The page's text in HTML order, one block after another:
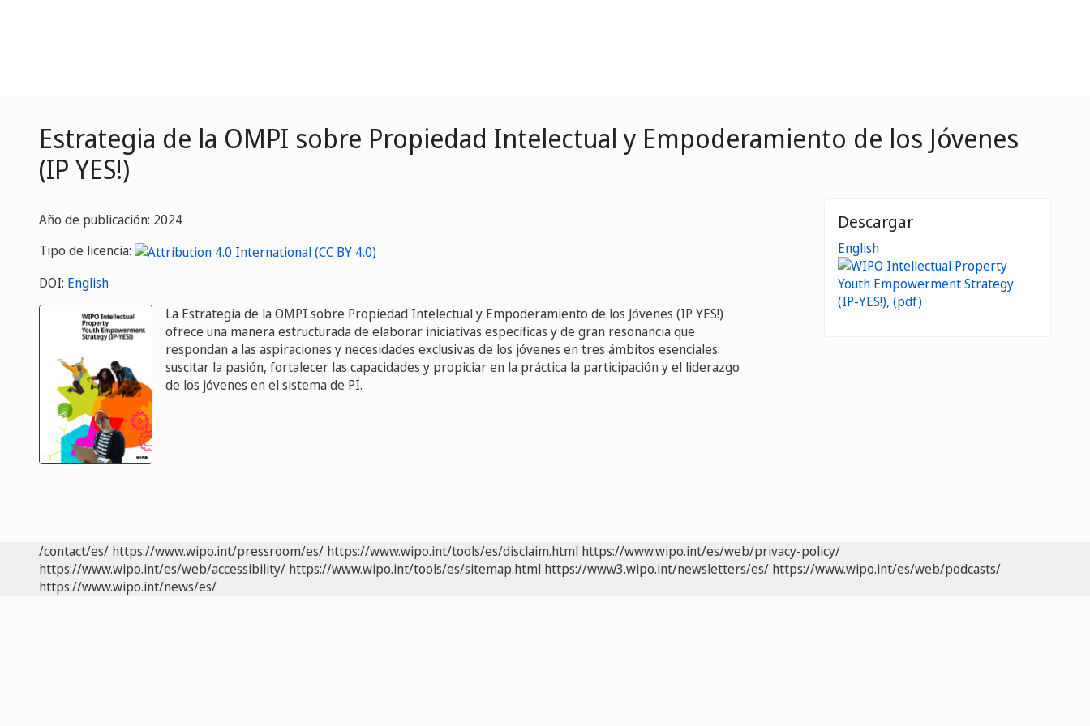
Estrategia de la OMPI sobre Propiedad Intelectual y Empoderamiento de los Jóvenes
(IP YES!)
Año de publicación: 2024
Tipo de licencia:
DOI: English
La Estrategia de la OMPI sobre Propiedad Intelectual y Empoderamiento de los Jóvenes (IP YES!)
ofrece una manera estructurada de elaborar iniciativas específicas y de gran resonancia que
respondan a las aspiraciones y necesidades exclusivas de los jóvenes en tres ámbitos esenciales:
suscitar la pasión, fortalecer las capacidades y propiciar en la práctica la participación y el liderazgo
de los jóvenes en el sistema de PI.
Descargar
English
/contact/es/ https://www.wipo.int/pressroom/es/ https://www.wipo.int/tools/es/disclaim.html https://www.wipo.int/es/web/privacy-policy/
https://www.wipo.int/es/web/accessibility/ https://www.wipo.int/tools/es/sitemap.html https://www3.wipo.int/newsletters/es/ https://www.wipo.int/es/web/podcasts/
https://www.wipo.int/news/es/